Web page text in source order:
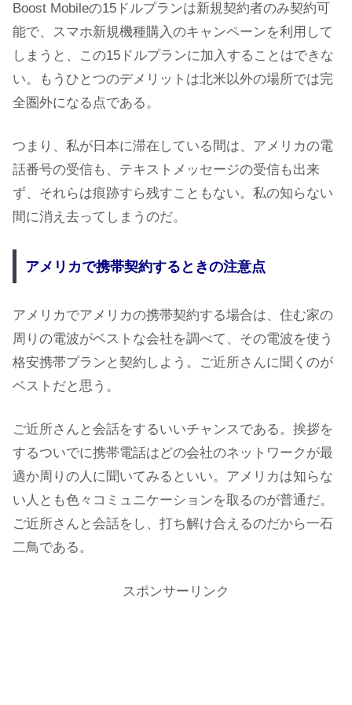
Boost Mobileの15ドルプランは新規契約者のみ契約可
能で、スマホ新規機種購入のキャンペーンを利用して
しまうと、この15ドルプランに加入することはできな
い。もうひとつのデメリットは北米以外の場所では完
全圏外になる点である。
つまり、私が日本に滞在している間は、アメリカの電
話番号の受信も、テキストメッセージの受信も出来
ず、それらは痕跡すら残すこともない。私の知らない
間に消え去ってしまうのだ。
アメリカで携帯契約するときの注意点
アメリカでアメリカの携帯契約する場合は、住む家の
周りの電波がベストな会社を調べて、その電波を使う
格安携帯プランと契約しよう。ご近所さんに聞くのが
ベストだと思う。
ご近所さんと会話をするいいチャンスである。挨拶を
するついでに携帯電話はどの会社のネットワークが最
適か周りの人に聞いてみるといい。アメリカは知らな
い人とも色々コミュニケーションを取るのが普通だ。
ご近所さんと会話をし、打ち解け合えるのだから一石
二鳥である。
スポンサーリンク